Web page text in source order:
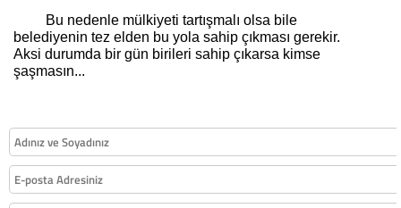
Bu nedenle mülkiyeti tartışmalı olsa bile
belediyenin tez elden bu yola sahip çıkması gerekir.
Aksi durumda bir gün birileri sahip çıkarsa kimse
şaşmasın...